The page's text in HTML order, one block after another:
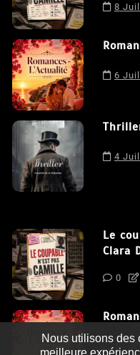
8
6
4
Le
Clara
0
0
Nous utilisons des
meilleure